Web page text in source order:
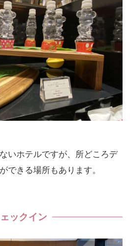
いホテルですが、所どころデ
できる場所もあります。
ックイン